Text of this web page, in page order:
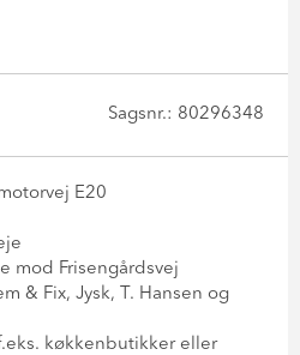
Sagsnr.: 80296348
E20
mod Frisengårdsvej
& Fix, Jysk, T. Hansen og
køkkenbutikker eller